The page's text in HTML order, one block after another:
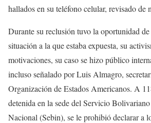
hallados en su teléfono celular, revisado de
Durante su reclusión tuvo la oportunidad de
situación a la que estaba expuesta, su
motivaciones, su caso se hizo público
incluso señalado por Luis Almagro,
Organización de Estados Americanos. A
detenida en la sede del Servicio
Nacional (Sebin), se le prohibió declarar a